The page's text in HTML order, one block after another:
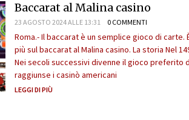
Baccarat al Malina casino
23 AGOSTO 2024 ALLE 13:31 0 COMMENTI
Roma.- Il baccarat è un semplice gioco di
più sul baccarat al Malina casino. La storia Nel
Nei secoli successivi divenne il gioco preferito
raggiunse i casinò americani
LEGGI DI PIÙ